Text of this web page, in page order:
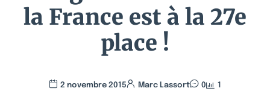
la France est à la 27e
place !
2 novembre 2015 Marc Lassort 0
1